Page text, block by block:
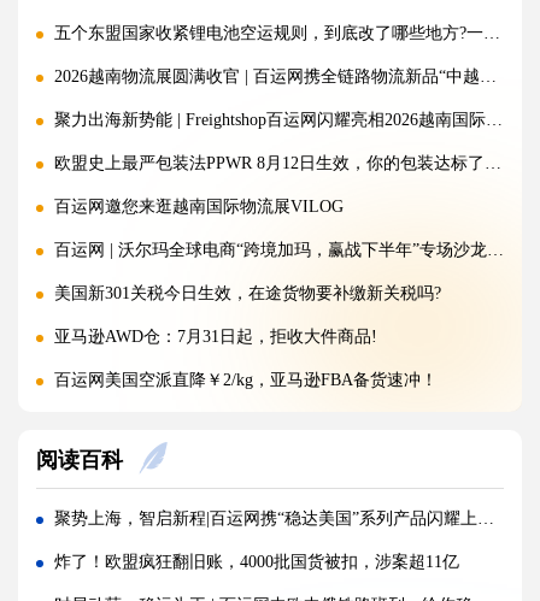
五个东盟国家收紧锂电池空运规则，到底改了哪些地方?一文讲清!
2026越南物流展圆满收官 | 百运网携全链路物流新品“中越美专线”强势出圈！
聚力出海新势能 | Freightshop百运网闪耀亮相2026越南国际物流展
欧盟史上最严包装法PPWR 8月12日生效，你的包装达标了吗？
百运网邀您来逛越南国际物流展VILOG
百运网 | 沃尔玛全球电商“跨境加玛，赢战下半年”专场沙龙圆满收官!
美国新301关税今日生效，在途货物要补缴新关税吗?
亚马逊AWD仓：7月31日起，拒收大件商品!
百运网美国空派直降￥2/kg，亚马逊FBA备货速冲！
重磅！CPSC最新消息放宽执行政策，美线卖家迎来利好
突发！巴基斯坦一架波音737货机失联！
警惕！违规罚10万美金/箱，出货前必看！
欧洲小包关税大反转：法国紧急暂停、意大利再度延期！
阅读百科
聚势上海，智启新程|百运网携“稳达美国”系列产品闪耀上海物博会，圆满收官!
炸了！欧盟疯狂翻旧账，4000批国货被扣，涉案超11亿